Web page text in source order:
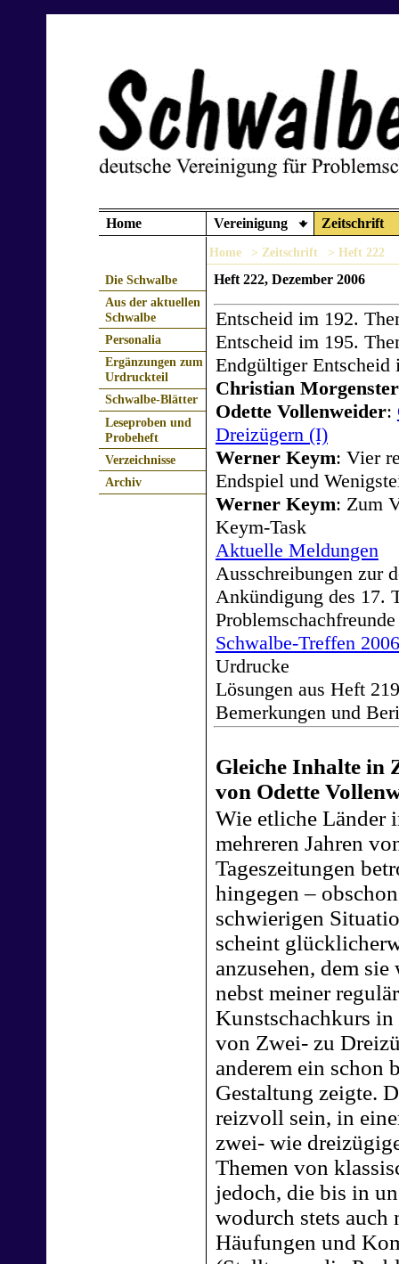
Home Vereinigung Zeitschrift
Die Schwalbe
Aus der aktuellen
Schwalbe
Personalia
Ergänzungen zum
Urdruckteil
Schwalbe-Blätter
Leseproben und
Probeheft
Verzeichnisse
Archiv
Home > Zeitschrift > Heft 222
Heft 222, Dezember 2006
Entscheid im 192.
Entscheid im 195.
Endgültiger
Christian
Odette Vollenweider:
Dreizügern (I)
Werner Keym: Vier
Endspiel und
Werner Keym: Zum
Keym-Task
Aktuelle Meldungen
Ausschreibungen zur
Ankündigung des 17.
Problemschachfreunde
Schwalbe-Treffen
Urdrucke
Lösungen aus Heft
Bemerkungen und
Gleiche Inhalte in
von Odette
Wie etliche Länder
mehreren Jahren
Tageszeitungen
hingegen –
schwierigen
scheint
anzusehen, dem
nebst meiner
Kunstschachkurs
von Zwei- zu
anderem ein schon
Gestaltung zeigte.
reizvoll sein, in
zwei- wie
Themen von
jedoch, die bis in
wodurch stets auch
Häufungen und